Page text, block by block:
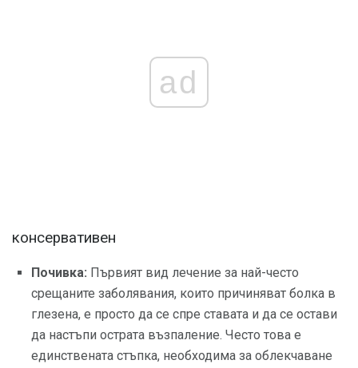
ad
консервативен
Почивка: Първият вид лечение за най-често
срещаните заболявания, които причиняват болка в
глезена, е просто да се спре ставата и да се остави
да настъпи острата възпаление. Често това е
единствената стъпка, необходима за облекчаване